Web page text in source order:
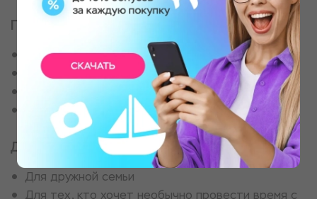
Программа мероприятия
Встреча гостей
Инструктаж по технике безопасности
Самостоятельная стрельба по мишеням
Для кого
Для дружной семьи
Для тех, кто хочет необычно провести время с